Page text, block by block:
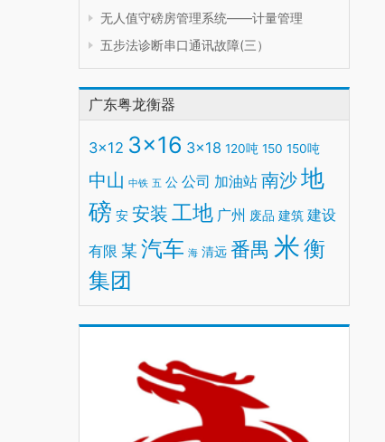
无人值守磅房管理系统——计量管理
五步法诊断串口通讯故障(三）
广东粤龙衡器
3x12 3x16 3x18 120吨 150 150吨
中山 中铁 五 公 公司 加油站 南沙地
磅 安 安装 工地 广州 废品 建筑 建设
有限 某 汽车 海 清远 番禺 米衡
集团